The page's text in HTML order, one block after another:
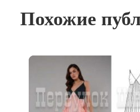
Похожие